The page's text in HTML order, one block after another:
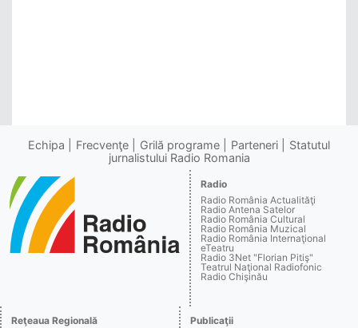
Echipa Frecvenţe Grilă programe Parteneri
Statutul
jurnalistului Radio Romania
Radio
Radio România Actualităţi
Radio Antena Satelor
Radio România Cultural
Radio România Muzical
Radio România Internaţional
eTeatru
Radio 3Net "Florian Pitiş"
Teatrul Naţional Radiofonic
Radio Chişinău
Reţeaua Regională
Publicaţii